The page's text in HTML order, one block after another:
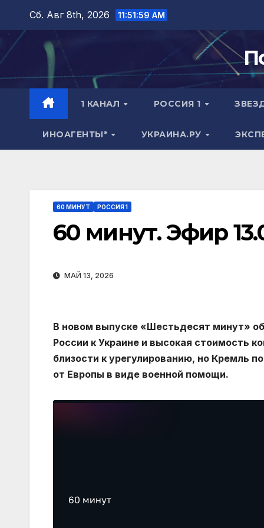
Перейти
содержимому
Сб. Авг 8th, 2026 11:51:59 AM
1 КАНАЛ РОССИЯ 1
ИНОАГЕНТЫ* УКРАИНА.РУ
60 МИНУТ РОССИЯ 1
60 минут. Эфир
МАЙ 13, 2026
В новом выпуске «Шестьдесят минут»
России к Украине и высокая стоимость
близости к урегулированию, но Кремль
от Европы в виде военной помощи.